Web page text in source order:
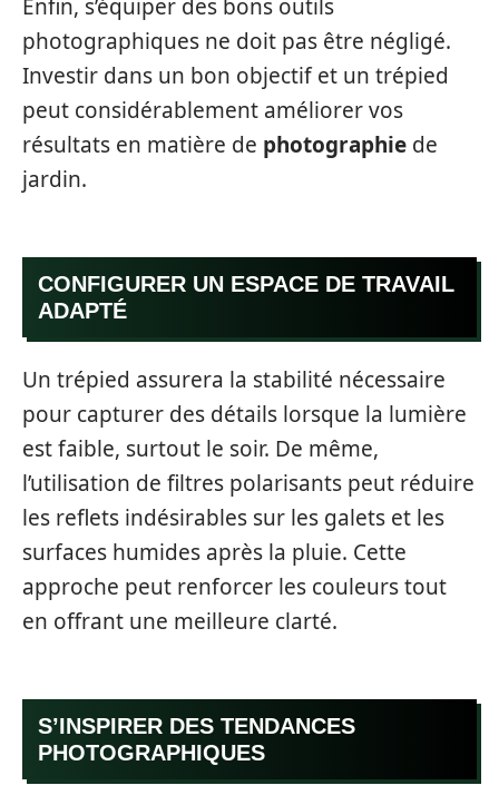
Enfin, s’équiper des bons outils
photographiques ne doit pas être négligé.
Investir dans un bon objectif et un trépied
peut considérablement améliorer vos
résultats en matière de photographie de
jardin.
CONFIGURER UN ESPACE DE TRAVAIL
ADAPTÉ
Un trépied assurera la stabilité nécessaire
pour capturer des détails lorsque la lumière
est faible, surtout le soir. De même,
l’utilisation de filtres polarisants peut réduire
les reflets indésirables sur les galets et les
surfaces humides après la pluie. Cette
approche peut renforcer les couleurs tout
en offrant une meilleure clarté.
S’INSPIRER DES TENDANCES
PHOTOGRAPHIQUES